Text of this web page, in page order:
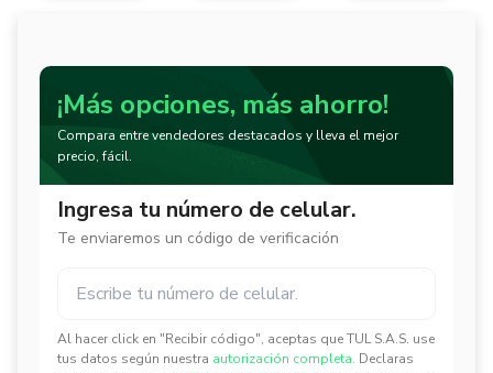
¡Más opciones, más ahorro!
Compara entre vendedores destacados y lleva el mejor
precio, fácil.
Ingresa tu número de celular.
Te enviaremos un código de verificación
Al hacer click en "Recibir código", aceptas que TUL S.A.S. use
tus datos según nuestra autorización completa. Declaras
✕
✕